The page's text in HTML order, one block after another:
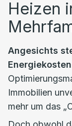
Heizen
Angesichts
Energiekosten
Immobilien
mehr um das